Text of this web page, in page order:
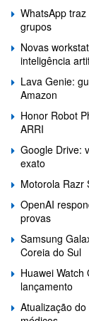
WhatsApp
grupos
Novas
inteligência
Lava Genie:
Amazon
Honor Robot
ARRI
Google Drive:
exato
Motorola Razr
OpenAI
provas
Samsung
Coreia do Sul
Huawei
lançamento
Atualização